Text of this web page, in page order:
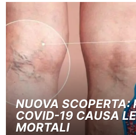
NUOVA SCOPERTA:
COVID-19 CAUSA
MORTALI